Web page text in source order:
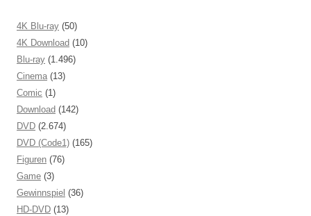
4K Blu-ray (50)
4K Download (10)
Blu-ray (1.496)
Cinema (13)
Comic (1)
Download (142)
DVD (2.674)
DVD (Code1) (165)
Figuren (76)
Game (3)
Gewinnspiel (36)
HD-DVD (13)